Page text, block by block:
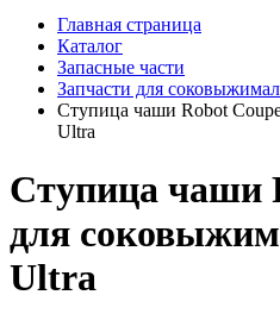
Главная страница
Каталог
Запасные части
Запчасти для
Ступица чаши Robot
Ultra
Ступица чаши
для
Ultra